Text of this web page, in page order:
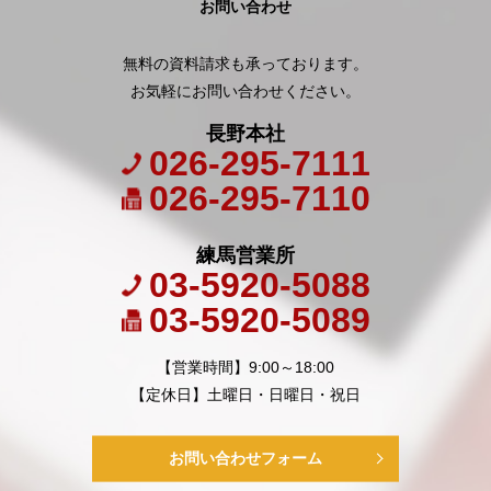
お問い合わせ
無料の資料請求も承っております。
お気軽にお問い合わせください。
長野本社
026-295-7111
026-295-7110
練馬営業所
03-5920-5088
03-5920-5089
【営業時間】9:00～18:00
【定休日】土曜日・日曜日・祝日
お問い合わせフォーム